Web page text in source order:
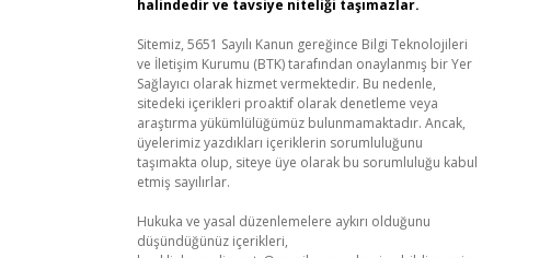
halindedir ve tavsiye niteliği taşımazlar.
Sitemiz, 5651 Sayılı Kanun gereğince Bilgi Teknolojileri
ve İletişim Kurumu (BTK) tarafından onaylanmış bir Yer
Sağlayıcı olarak hizmet vermektedir. Bu nedenle,
sitedeki içerikleri proaktif olarak denetleme veya
araştırma yükümlülüğümüz bulunmamaktadır. Ancak,
üyelerimiz yazdıkları içeriklerin sorumluluğunu
taşımakta olup, siteye üye olarak bu sorumluluğu kabul
etmiş sayılırlar.
Hukuka ve yasal düzenlemelere aykırı olduğunu
düşündüğünüz içerikleri,